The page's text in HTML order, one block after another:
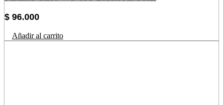
$ 96.000
Añadir al carrito